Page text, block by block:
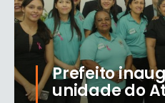
Prefeito
unidade do